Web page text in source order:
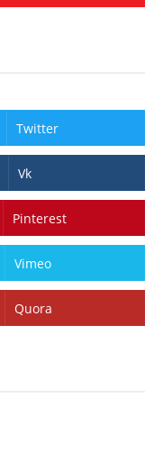
Twitter
Vk
Pinterest
Vimeo
Quora